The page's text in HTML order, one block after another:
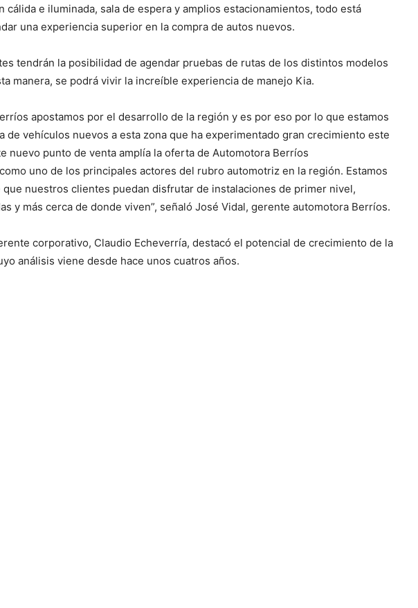
cálida e iluminada, sala de espera y amplios estacionamientos, todo está
una experiencia superior en la compra de autos nuevos.
tendrán la posibilidad de agendar pruebas de rutas de los distintos modelos
manera, se podrá vivir la increíble experiencia de manejo Kia.
apostamos por el desarrollo de la región y es por eso por lo que estamos
de vehículos nuevos a esta zona que ha experimentado gran crecimiento este
nuevo punto de venta amplía la oferta de Automotora Berríos
uno de los principales actores del rubro automotriz en la región. Estamos
que nuestros clientes puedan disfrutar de instalaciones de primer nivel,
y más cerca de donde viven”, señaló José Vidal, gerente automotora Berríos.
corporativo, Claudio Echeverría, destacó el potencial de crecimiento de la
análisis viene desde hace unos cuatros años.